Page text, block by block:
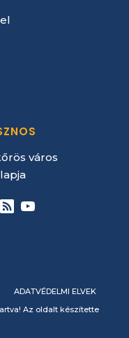
város
Az oldalt készítette
ADATVÉDELMI ELVEK